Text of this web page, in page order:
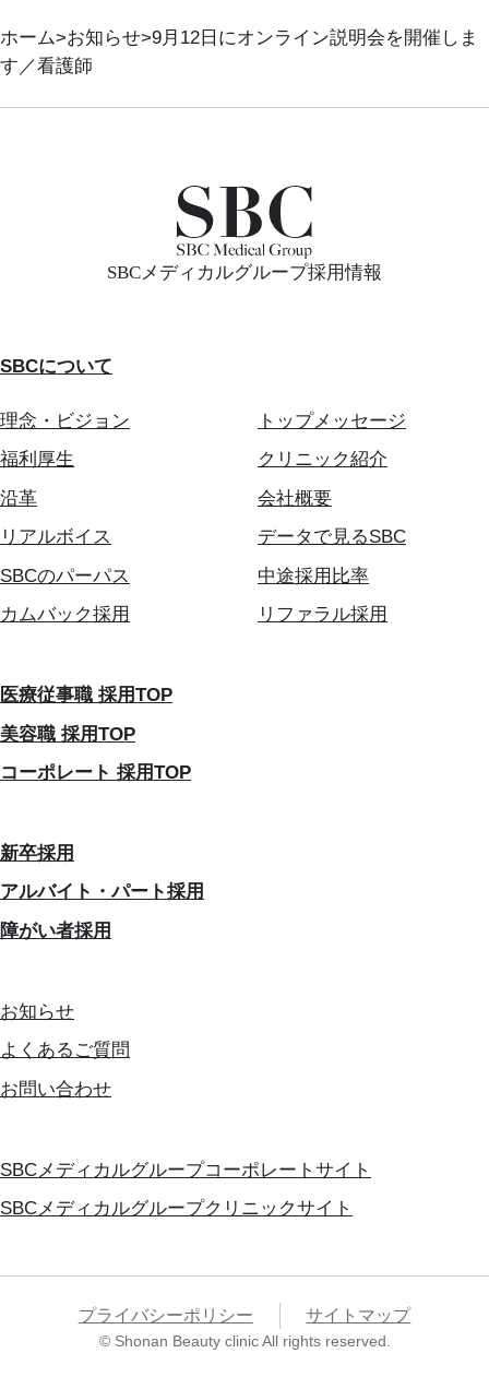
ホーム お知らせ 9月12日にオンライン説明会を開催しま
す／看護師
SBCメディカルグループ採用情報
SBCについて
理念・ビジョン
トップメッセージ
福利厚生
クリニック紹介
沿革
会社概要
リアルボイス
データで見るSBC
SBCのパーパス
中途採用比率
カムバック採用
リファラル採用
医療従事職 採用TOP
美容職 採用TOP
コーポレート 採用TOP
新卒採用
アルバイト・パート採用
障がい者採用
お知らせ
よくあるご質問
お問い合わせ
SBCメディカルグループコーポレートサイト
SBCメディカルグループクリニックサイト
プライバシーポリシー サイトマップ
© Shonan Beauty clinic All rights reserved.